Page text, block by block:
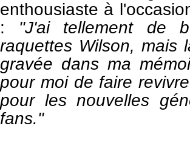
enthousiaste à
: "J'ai tellement de
raquettes Wilson, mais
gravée dans ma
pour moi de faire
pour les nouvelles
fans."